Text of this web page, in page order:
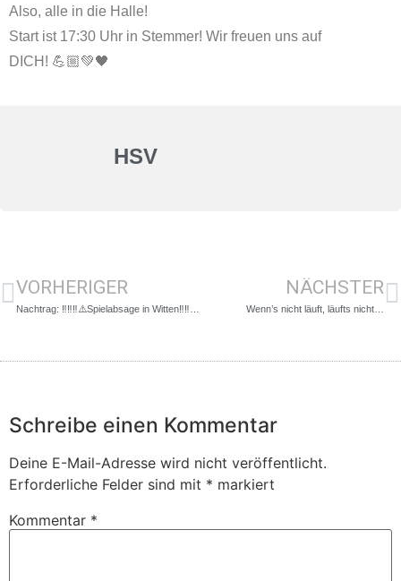
Also, alle in die Halle!
Start ist 17:30 Uhr in Stemmer! Wir freuen uns auf
DICH! 💪🏼💚🖤
HSV
VORHERIGER NÄCHSTER
Wenn’s nicht läuft, läufts nicht…
Schreibe einen Kommentar
Deine E-Mail-Adresse wird nicht veröffentlicht.
Erforderliche Felder sind mit * markiert
Kommentar *